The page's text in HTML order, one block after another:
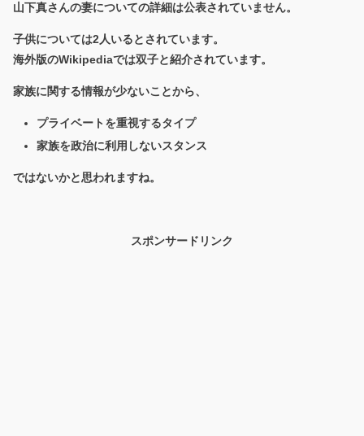
山下真さんの妻についての詳細は公表されていません。
子供については2人いるとされています。
海外版のWikipediaでは双子と紹介されています。
家族に関する情報が少ないことから、
プライベートを重視するタイプ
家族を政治に利用しないスタンス
ではないかと思われますね。
スポンサードリンク